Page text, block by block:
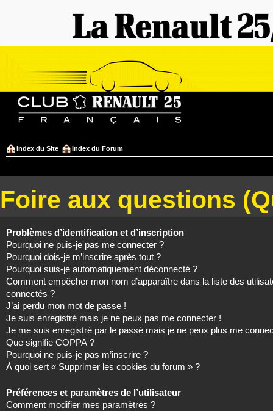
Index du Site Index du Forum
Foire aux questions
Problèmes d’identification et d’inscription
Pourquoi ne puis-je pas me connecter ?
Pourquoi dois-je m’inscrire après tout ?
Pourquoi suis-je automatiquement déconnecté ?
Comment empêcher mon nom d’apparaître dans la liste des
connectés ?
J’ai perdu mon mot de passe !
Je suis enregistré mais je ne peux pas me connecter !
Je me suis enregistré par le passé mais je ne peux plus me
Que signifie COPPA ?
Pourquoi ne puis-je pas m’inscrire ?
À quoi sert « Supprimer les cookies du forum » ?
Préférences et paramètres de l’utilisateur
Comment modifier mes paramètres ?